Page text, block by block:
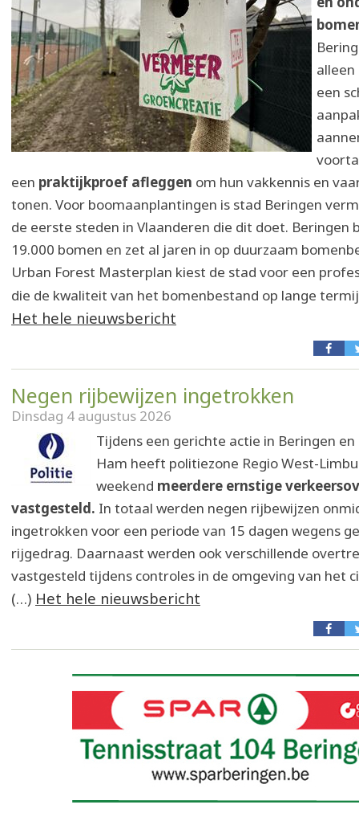
alleen
een
een praktijkproef afleggen om hun vakkennis en
tonen. Voor boomaanplantingen is stad Beringen
de eerste steden in Vlaanderen die dit doet. Beringen
19.000 bomen en zet al jaren in op duurzaam
Urban Forest Masterplan kiest de stad voor een
die de kwaliteit van het bomenbestand op lange
Het hele nieuwsbericht
Negen rijbewijzen ingetrokken
Dinsdag 4 augustus 2026
Tijdens een gerichte actie in Beringen
Ham heeft politiezone Regio West-
weekend meerdere ernstige
vastgesteld. In totaal werden negen rijbewijzen
ingetrokken voor een periode van 15 dagen wegens
rijgedrag. Daarnaast werden ook verschillende
vastgesteld tijdens controles in de omgeving van het
(…) Het hele nieuwsbericht